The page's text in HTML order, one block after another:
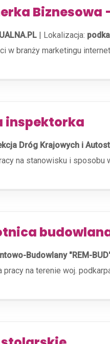
| Lokalizacja:
w branży marketingu
inspektorka
Dróg Krajowych i
na stanowisku i
Budowlany "REM-
na terenie woj.